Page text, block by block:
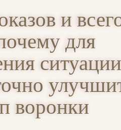
и
для
ситуации
воронки